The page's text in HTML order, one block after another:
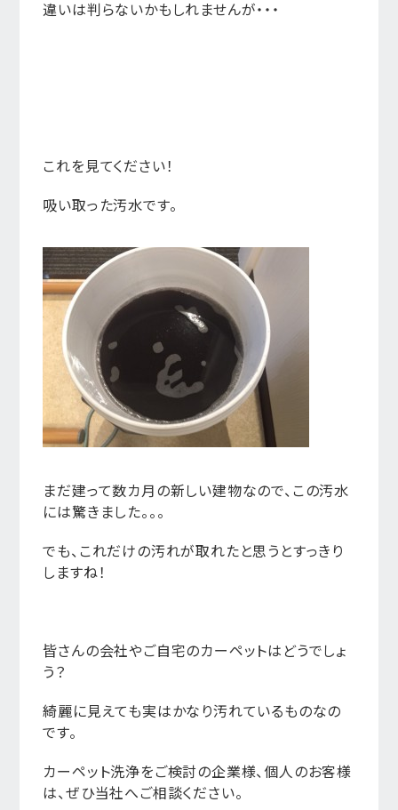
違いは判らないかもしれませんが・・・
これを見てください！
吸い取った汚水です。
まだ建って数カ月の新しい建物なので、この汚水
には驚きました。。。
でも、これだけの汚れが取れたと思うとすっきり
しますね！
皆さんの会社やご自宅のカーペットはどうでしょ
う？
綺麗に見えても実はかなり汚れているものなの
です。
カーペット洗浄をご検討の企業様、個人のお客様
は、ぜひ当社へご相談ください。